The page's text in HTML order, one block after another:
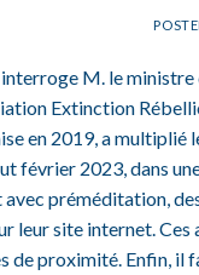
M. le
Extinction
en 2019, a
février 2023, dans
avec préméditation,
leur site internet.
de proximité. Enfin, il